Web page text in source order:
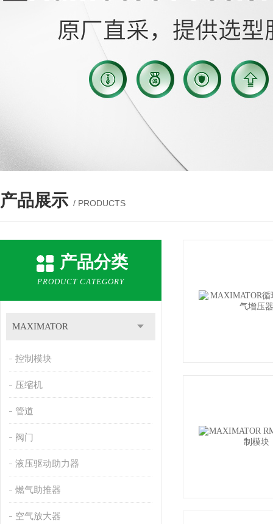
产品展示 / PRODUCTS
产品分类
PRODUCT CATEGORY
MAXIMATOR
控制模块
压缩机
管道
阀门
液压驱动助力器
燃气助推器
空气放大器